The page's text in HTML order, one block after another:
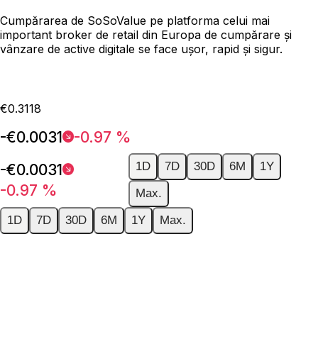
Cumpărarea de SoSoValue pe platforma celui mai
important broker de retail din Europa de cumpărare și
vânzare de active digitale se face ușor, rapid și sigur.
€0.3118
-€0.0031
-0.97 %
-€0.0031
-0.97 %
1D 7D 30D 6M
1Y
Max.
1D
7D 30D 6M 1Y Max.